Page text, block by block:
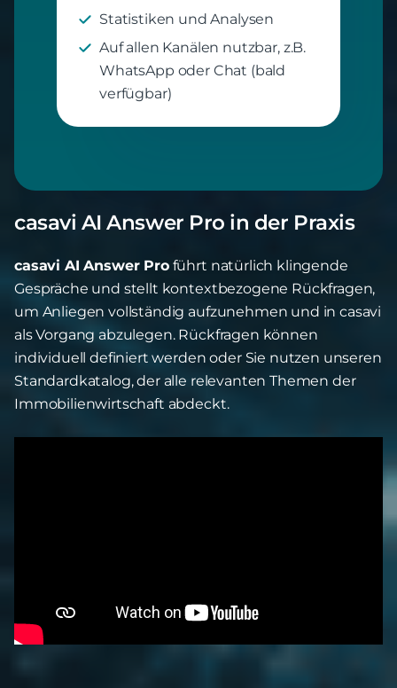
Statistiken und Analysen
Auf allen Kanälen nutzbar, z.B.
WhatsApp oder Chat (bald
verfügbar)
casavi AI Answer Pro in der Praxis
casavi AI Answer Proführt natürlich klingende
Gespräche und stellt kontextbezogene Rückfragen,
um Anliegen vollständig aufzunehmen und in casavi
als Vorgang abzulegen. Rückfragen können
individuell definiert werden oder Sie nutzen unseren
Standardkatalog, der alle relevanten Themen der
Immobilienwirtschaft abdeckt.